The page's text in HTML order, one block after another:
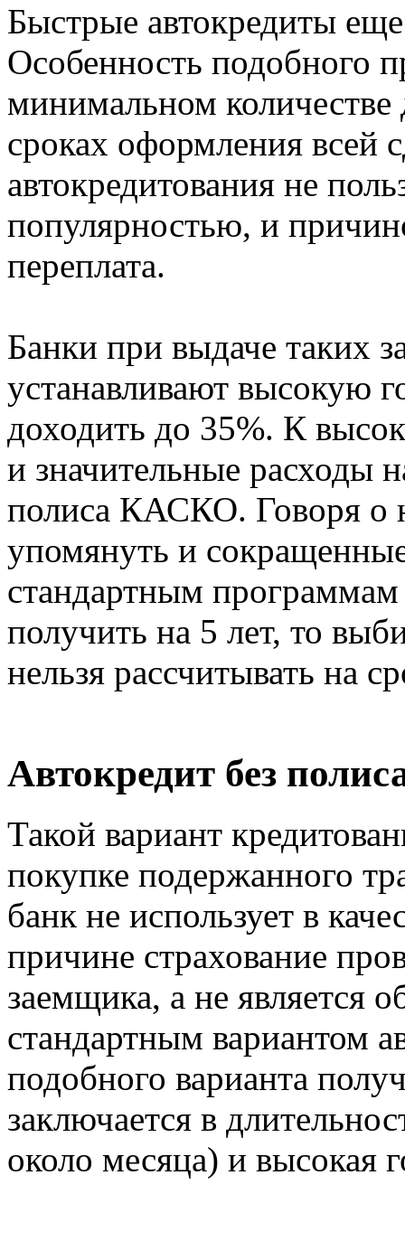
Быстрые автокредиты
Особенность подобного
минимальном
сроках оформления
автокредитования не
популярностью, и
переплата.
Банки при выдаче таких
устанавливают высокую
доходить до 35%. К
и значительные расходы
полиса КАСКО. Говоря о
упомянуть и
стандартным
получить на 5 лет, то
нельзя рассчитывать на
Автокредит без
Такой вариант
покупке подержанного
банк не использует в
причине страхование
заемщика, а не является
стандартным вариантом
подобного варианта
заключается в
около месяца) и высокая